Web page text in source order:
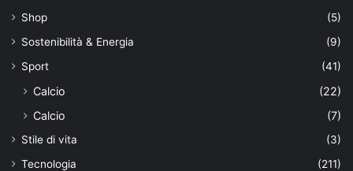
Shop
(5)
Sostenibilità & Energia
(9)
Sport
(41)
Calcio
(22)
Calcio
(7)
Stile di vita
(3)
Tecnologia
(211)